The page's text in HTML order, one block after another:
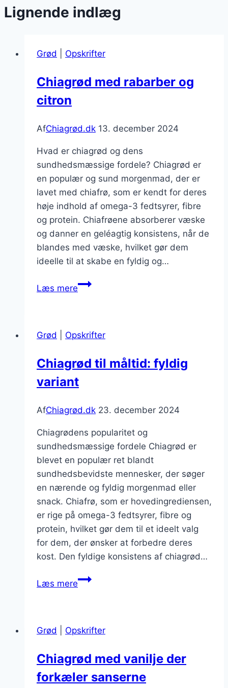
Lignende indlæg
Grød Opskrifter
Chiagrød med rabarber og
citron
AfChiagrød.dk 13. december 2024
Hvad er chiagrød og dens
sundhedsmæssige fordele? Chiagrød er
en populær og sund morgenmad, der er
lavet med chiafrø, som er kendt for deres
høje indhold af omega-3 fedtsyrer, fibre
og protein. Chiafrøene absorberer væske
og danner en geléagtig konsistens, når de
blandes med væske, hvilket gør dem
ideelle til at skabe en fyldig og…
Læs mereChiagrød
citron
Grød Opskrifter
Chiagrød til måltid: fyldig
variant
AfChiagrød.dk 23. december 2024
Chiagrødens popularitet og
sundhedsmæssige fordele Chiagrød er
blevet en populær ret blandt
sundhedsbevidste mennesker, der søger
en nærende og fyldig morgenmad eller
snack. Chiafrø, som er hovedingrediensen,
er rige på omega-3 fedtsyrer, fibre og
protein, hvilket gør dem til et ideelt valg
for dem, der ønsker at forbedre deres
kost. Den fyldige konsistens af chiagrød…
Læs mereChiagrød
variant
Grød Opskrifter
Chiagrød med vanilje der
forkæler sanserne